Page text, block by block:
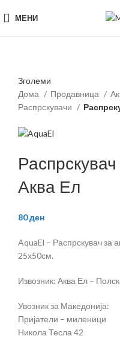
МЕНИ
Зголеми
Дома
Продавница
Распрскувачи
Аква Ел
80ден
AquaEl – Распрскувач за
25х50см.
Извозник: Аква Ел –
Увозник за Македонија:
Пријатели – миленици
Никола Тесла 42